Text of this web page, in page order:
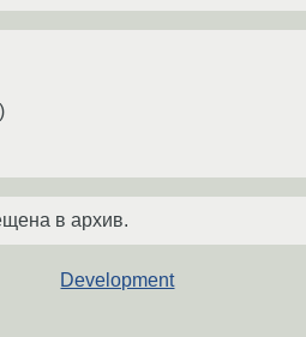
)
в архив.
Development